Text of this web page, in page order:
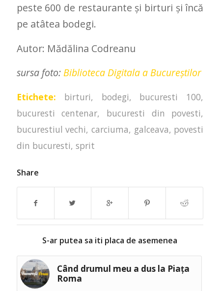
peste 600 de restaurante şi birturi şi încă
pe atâtea bodegi.
Autor: Mădălina Codreanu
sursa foto: Biblioteca Digitala a Bucureștilor
Etichete: birturi, bodegi, bucuresti 100,
bucuresti centenar, bucuresti din povesti,
bucurestiul vechi, carciuma, galceava, povesti
din bucuresti, sprit
Share
S-ar putea sa iti placa de asemenea
Când drumul meu a dus la Piața
Roma